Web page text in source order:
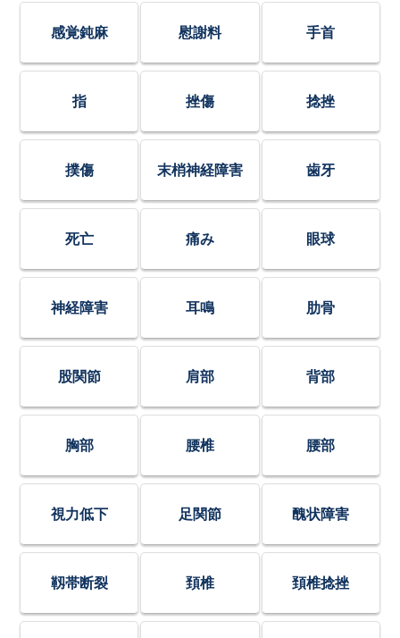
感覚鈍麻 慰謝料 手首
指 挫傷 捻挫
撲傷 末梢神経障害 歯牙
死亡 痛み 眼球
神経障害 耳鳴 肋骨
股関節 肩部 背部
胸部 腰椎 腰部
視力低下 足関節 醜状障害
靱帯断裂 頚椎 頚椎捻挫